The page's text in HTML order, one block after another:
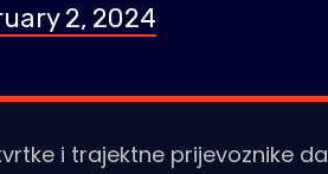
2, 2024
i trajektne prijevoznike da